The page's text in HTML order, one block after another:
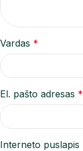
Vardas *
El. pašto adresas *
Interneto puslapis